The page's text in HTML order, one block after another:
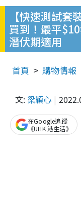
【快速測試
買到！最平
潛伏期適用
首頁 購物情報
文: 梁穎心
在Google追蹤
《UHK 港生活》